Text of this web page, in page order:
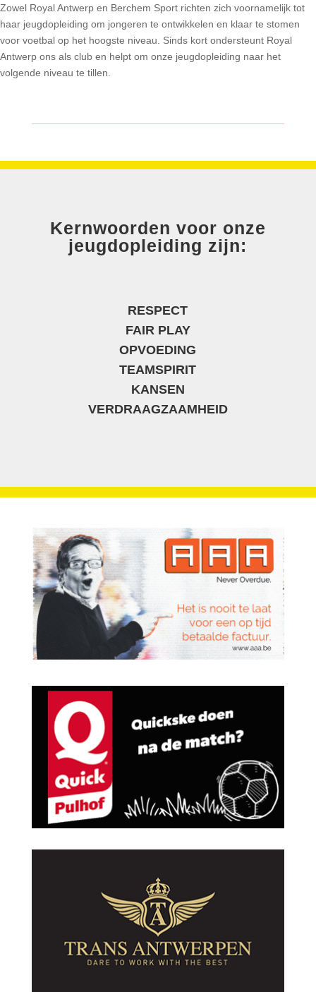
Zowel Royal Antwerp en Berchem Sport richten zich voornamelijk tot
haar jeugdopleiding om jongeren te ontwikkelen en klaar te stomen
voor voetbal op het hoogste niveau. Sinds kort ondersteunt Royal
Antwerp ons als club en helpt om onze jeugdopleiding naar het
volgende niveau te tillen.
Kernwoorden voor onze
jeugdopleiding zijn:
RESPECT
FAIR PLAY
OPVOEDING
TEAMSPIRIT
KANSEN
VERDRAAGZAAMHEID